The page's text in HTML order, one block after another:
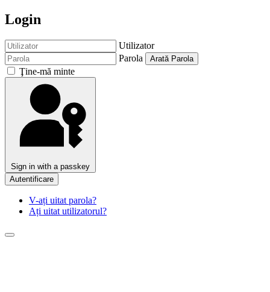
Login
Utilizator
Parola
Arată Parola
Ţine-mă minte
Sign in with a passkey
Autentificare
V-ați uitat parola?
Ați uitat utilizatorul?